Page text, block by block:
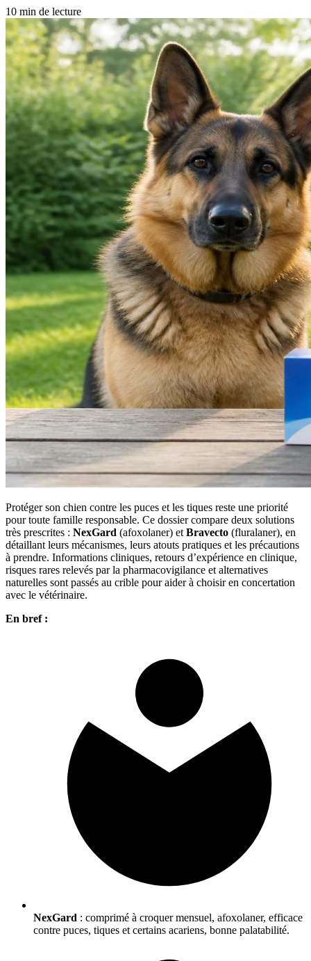
10 min de lecture
Protéger son chien contre les puces et les tiques reste une priorité
pour toute famille responsable. Ce dossier compare deux solutions
très prescrites : NexGard (afoxolaner) et Bravecto (fluralaner), en
détaillant leurs mécanismes, leurs atouts pratiques et les précautions
à prendre. Informations cliniques, retours d’expérience en clinique,
risques rares relevés par la pharmacovigilance et alternatives
naturelles sont passés au crible pour aider à choisir en concertation
avec le vétérinaire.
En bref :
NexGard : comprimé à croquer mensuel, afoxolaner, efficace
contre puces, tiques et certains acariens, bonne palatabilité.